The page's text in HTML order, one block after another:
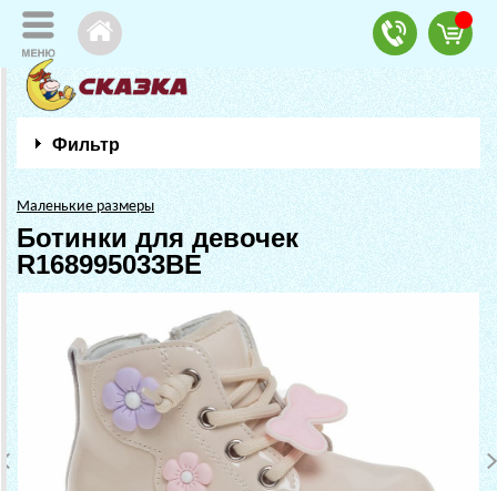
Фильтр
Маленькие размеры
Ботинки для девочек
R168995033BE